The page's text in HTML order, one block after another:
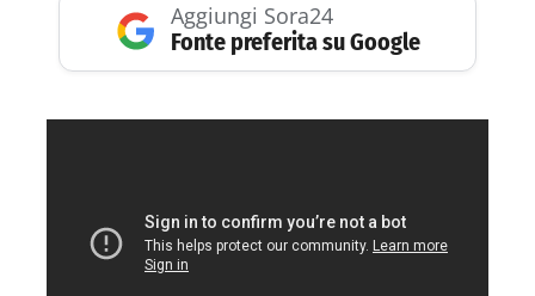
Aggiungi Sora24
Fonte preferita su Google